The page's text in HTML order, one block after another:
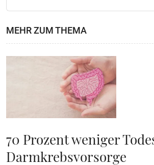
MEHR ZUM THEMA
70 Prozent weniger
Darmkrebsvorsorge